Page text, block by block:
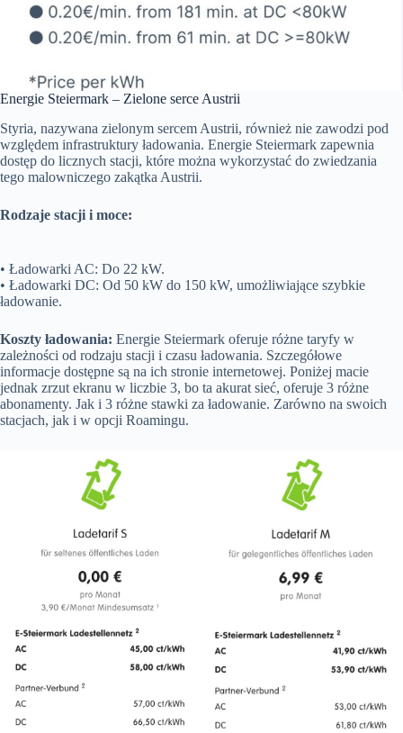
Energie Steiermark – Zielone serce Austrii
Styria, nazywana zielonym sercem Austrii, również nie zawodzi pod
względem infrastruktury ładowania. Energie Steiermark zapewnia
dostęp do licznych stacji, które można wykorzystać do zwiedzania
tego malowniczego zakątka Austrii.
Rodzaje stacji i moce:
• Ładowarki AC: Do 22 kW.
• Ładowarki DC: Od 50 kW do 150 kW, umożliwiające szybkie
ładowanie.
Koszty ładowania: Energie Steiermark oferuje różne taryfy w
zależności od rodzaju stacji i czasu ładowania. Szczegółowe
informacje dostępne są na ich stronie internetowej. Poniżej macie
jednak zrzut ekranu w liczbie 3, bo ta akurat sieć, oferuje 3 różne
abonamenty. Jak i 3 różne stawki za ładowanie. Zarówno na swoich
stacjach, jak i w opcji Roamingu.